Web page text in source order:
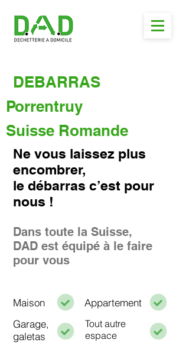
DEBARRAS
Porrentruy
Suisse Romande
Ne vous laissez plus
encombrer,
le débarras c’est pour
nous !
Dans toute la Suisse,
DAD est équipé à le faire
pour vous
Maison
Appartement
Garage,
galetas
Tout autre
espace